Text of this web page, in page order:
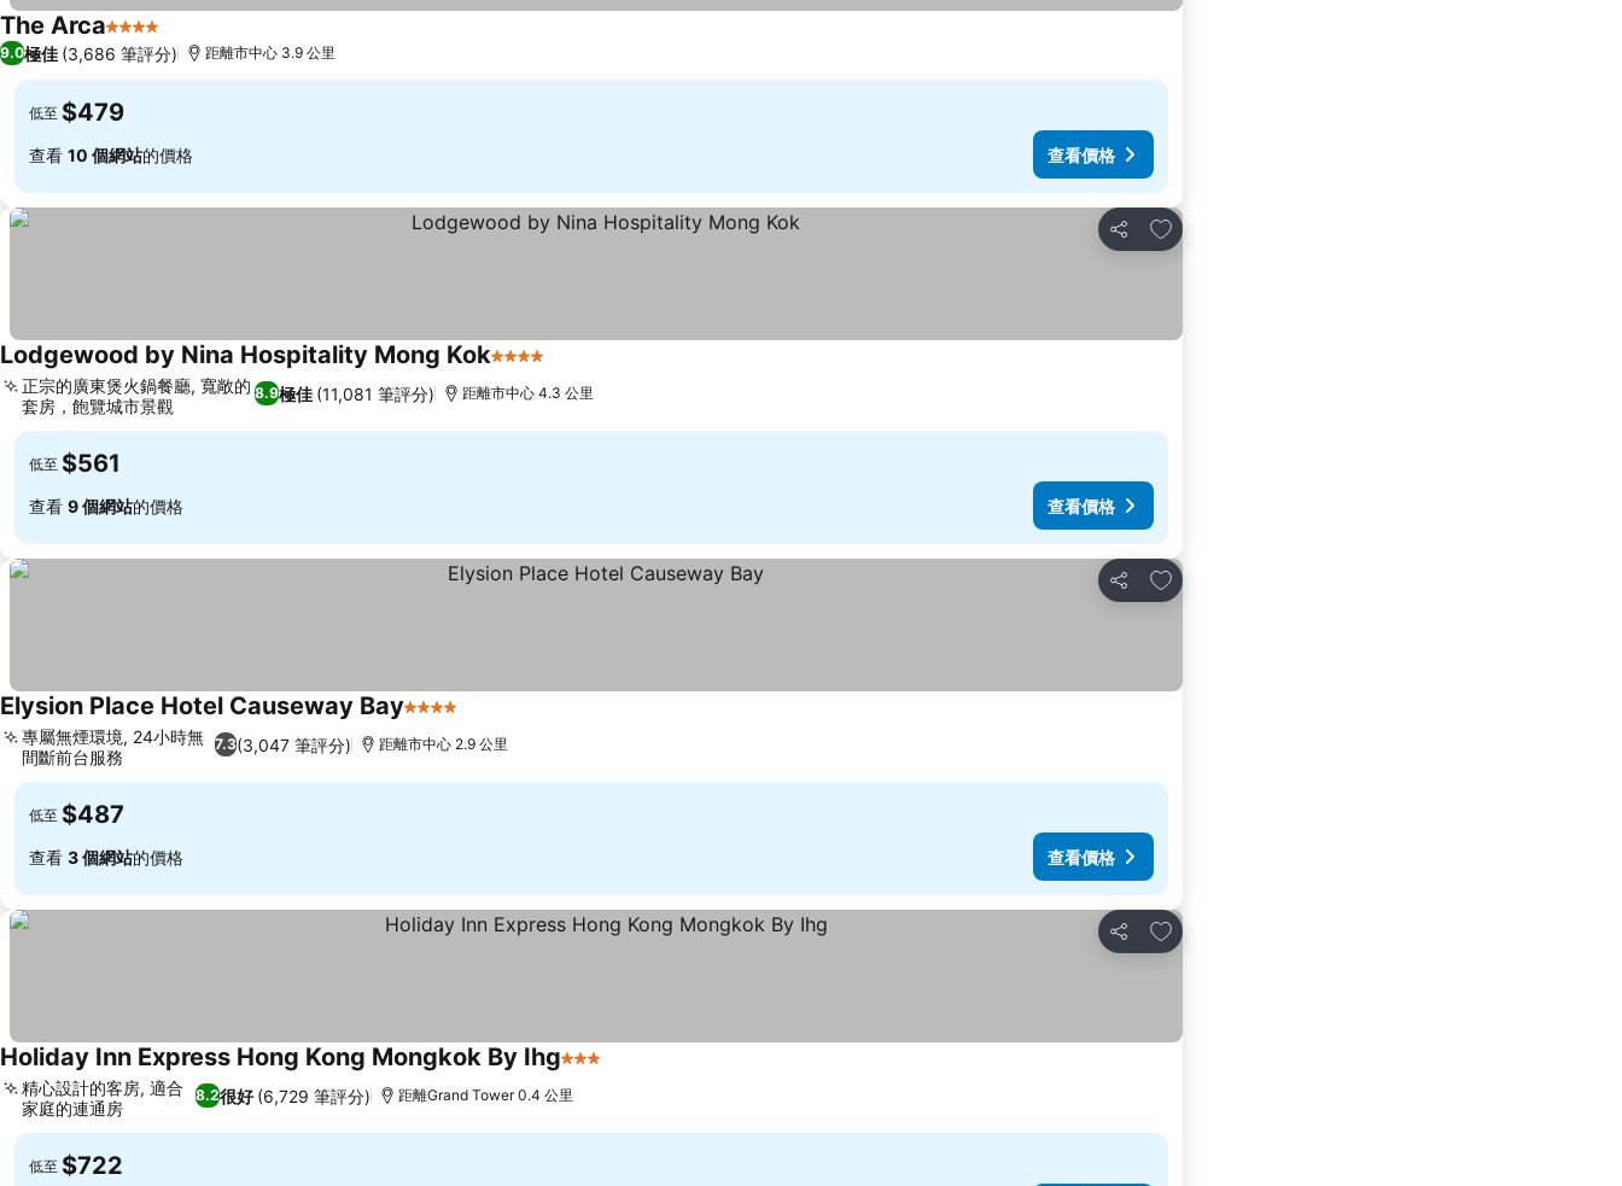
The Arca4 星級
9.0極佳 (3,686 筆評分) 距離市中心 3.9 公里
低至 $479
查看 10 個網站的價格 查看價格
分享
放到收藏夾
Lodgewood by Nina Hospitality Mong Kok4 星級
8.9極佳 (11,081 筆評分)
正宗的廣東煲火鍋餐廳, 寬敞的
套房，飽覽城市景觀
距離市中心 4.3 公里
低至 $561
查看 9 個網站的價格 查看價格
分享
放到收藏夾
Elysion Place Hotel Causeway Bay4 星級
7.3(3,047 筆評分)
專屬無煙環境, 24小時無
間斷前台服務
距離市中心 2.9 公里
低至 $487
查看 3 個網站的價格 查看價格
分享
放到收藏夾
Holiday Inn Express Hong Kong Mongkok By Ihg3 星級
8.2很好 (6,729 筆評分)
精心設計的客房, 適合
家庭的連通房
距離Grand Tower 0.4 公里
低至 $722